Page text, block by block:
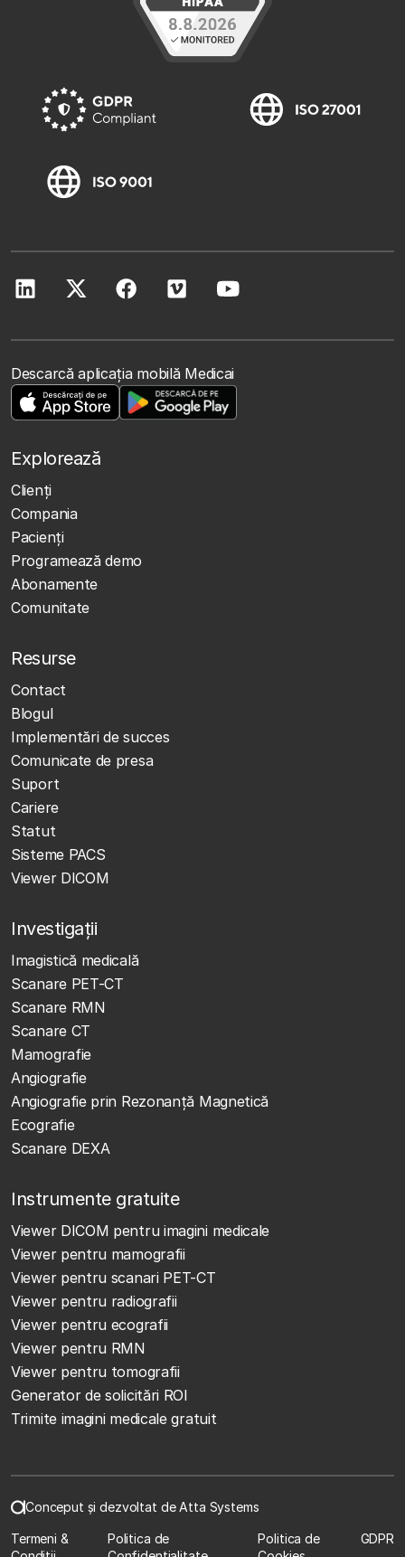
Descarcă aplicația mobilă Medicai
Explorează
Clienţi
Compania
Pacienți
Programează demo
Abonamente
Comunitate
Resurse
Contact
Blogul
Implementări de succes
Comunicate de presa
Suport
Cariere
Statut
Sisteme PACS
Viewer DICOM
Investigații
Imagistică medicală
Scanare PET-CT
Scanare RMN
Scanare CT
Mamografie
Angiografie
Angiografie prin Rezonanță Magnetică
Ecografie
Scanare DEXA
Instrumente gratuite
Viewer DICOM pentru imagini medicale
Viewer pentru mamografii
Viewer pentru scanari PET-CT
Viewer pentru radiografii
Viewer pentru ecografii
Viewer pentru RMN
Viewer pentru tomografii
Generator de solicitări ROI
Trimite imagini medicale gratuit
Conceput și dezvoltat de Atta Systems
Termeni &
Politica de
Politica de
GDPR